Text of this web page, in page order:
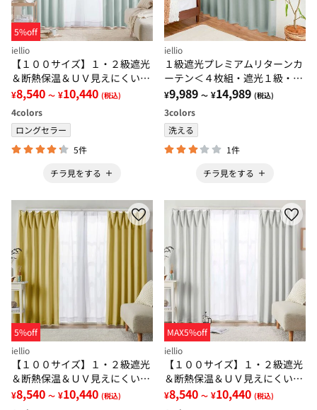
5%off
iellio
【１００サイズ】１・２級遮光
＆断熱保温＆ＵＶ見えにくいレ
ース付カーテンセット＜イージ
ーオーダー・無地・新生活・グ
レー＞
¥8,540 ～ ¥10,440 (税込)
4colors
ロングセラー
5件
チラ見をする
iellio
１級遮光プレミアムリターンカ
ーテン＜４枚組・遮光１級・無
地・洗える・形状記憶加工・新
生活・イージーオーダー＞
¥9,989 ～ ¥14,989 (税込)
3colors
洗える
1件
チラ見をする
5%off
iellio
【１００サイズ】１・２級遮光
＆断熱保温＆ＵＶ見えにくいレ
ース付カーテンセット＜イージ
ーオーダー・無地・新生活・イ
¥8,540 ～ ¥10,440 (税込)
MAX5%off
iellio
【１００サイズ】１・２級遮光
＆断熱保温＆ＵＶ見えにくいレ
ース付カーテンセット＜イージ
ーオーダー・無地・新生活・ホ
¥8,540 ～ ¥10,440 (税込)